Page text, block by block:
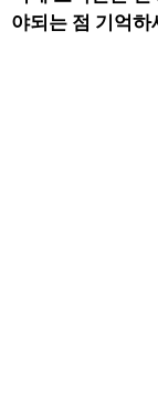
야되는 점 기억하